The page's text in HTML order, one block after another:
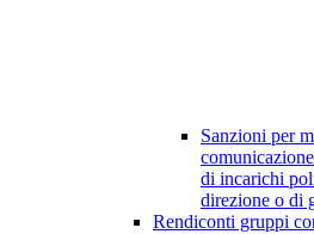
Sanzioni per
di incarichi
direzione o di
Rendiconti gruppi